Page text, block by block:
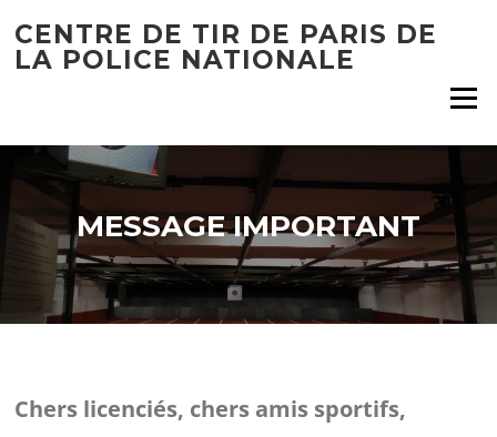
contenu
CENTRE DE TIR DE PARIS DE
LA POLICE NATIONALE
Menu
MESSAGE IMPORTANT
Chers licenciés, chers amis sportifs,